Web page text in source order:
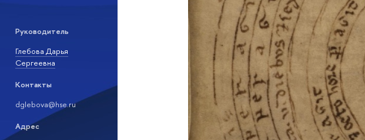
Руководитель
Глебова Дарья
Сергеевна
Контакты
dglebova@hse.ru
Адрес